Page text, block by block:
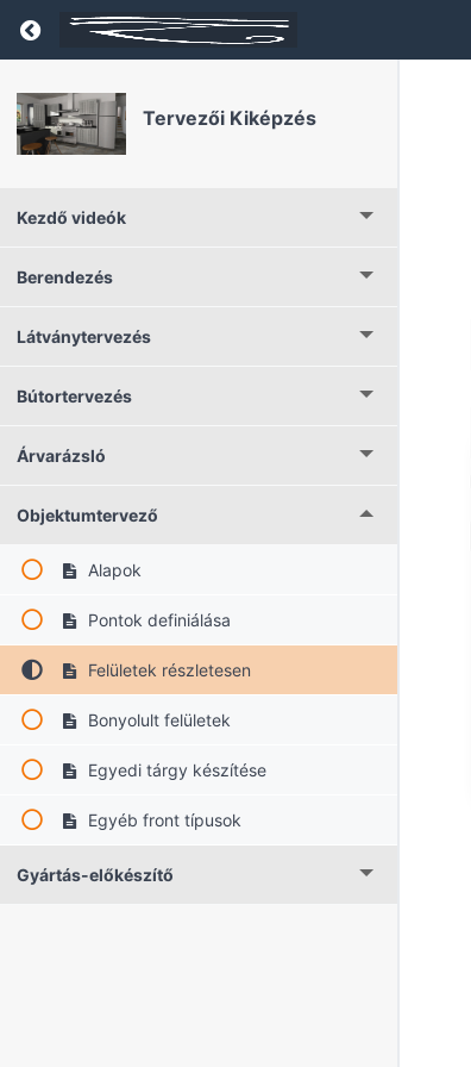
Return to course: Tervezői Kiképzés
Tervezői Kiképzés
Kezdő videók
Berendezés
Látványtervezés
Bútortervezés
Árvarázsló
Objektumtervező
Alapok
Pontok definiálása
Felületek részletesen
Bonyolult felületek
Egyedi tárgy készítése
Egyéb front típusok
Gyártás-előkészítő